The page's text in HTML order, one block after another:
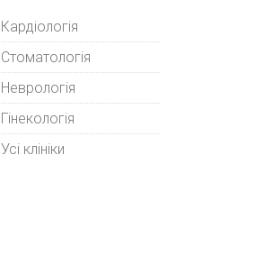
Кардіологія
Стоматологія
Неврологія
Гінекологія
Усі клініки